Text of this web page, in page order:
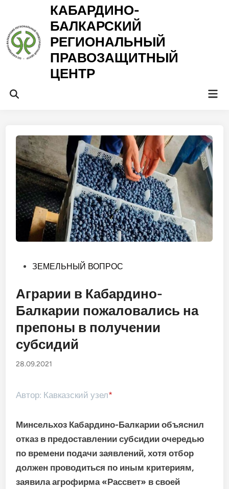
содержимому
КАБАРДИНО-
БАЛКАРСКИЙ
РЕГИОНАЛЬНЫЙ
ПРАВОЗАЩИТНЫЙ
ЦЕНТР
Открыть
Опубликовано
ЗЕМЕЛЬНЫЙ ВОПРОС
Аграрии в Кабардино-
Балкарии пожаловались на
препоны в получении
субсидий
28.09.2021
Автор: Кавказский узел*
Минсельхоз Кабардино-Балкарии объяснил
отказ в предоставлении субсидии очередью
по времени подачи заявлений, хотя отбор
должен проводиться по иным критериям,
заявила агрофирма «Рассвет» в своей